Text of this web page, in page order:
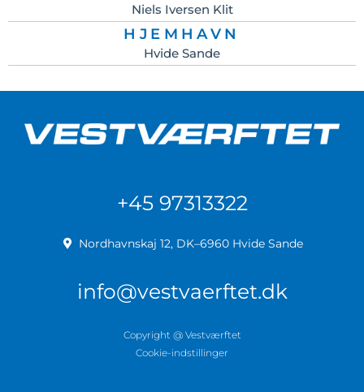
Niels Iversen Klit
HJEMHAVN
Hvide Sande
+45 97313322
Nordhavnskaj 12, DK–6960 Hvide Sande
info@vestvaerftet.dk
Copyright @ Vestværftet
Cookie-indstillinger